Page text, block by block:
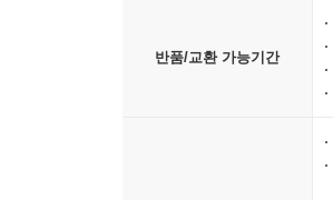
반품/교환 가능기간